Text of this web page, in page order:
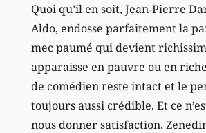
Quoi qu’il en soit, Jean-Pierre
Aldo, endosse parfaitement la
mec paumé qui devient
apparaisse en pauvre ou en
de comédien reste intact et le
toujours aussi crédible. Et ce
nous donner satisfaction.